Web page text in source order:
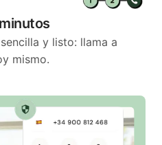
y listo: llama a
mismo.